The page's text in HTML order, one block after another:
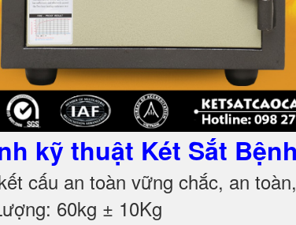
kỹ thuật Két Sắt
cấu an toàn vững chắc, an
60kg ± 10Kg